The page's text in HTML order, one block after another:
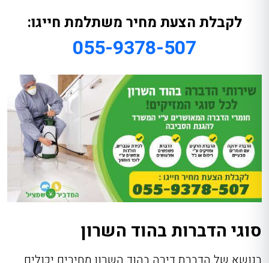
לקבלת הצעת מחיר משתלמת חייגו:
055-9378-507
סוגי הדברות בהוד השרון